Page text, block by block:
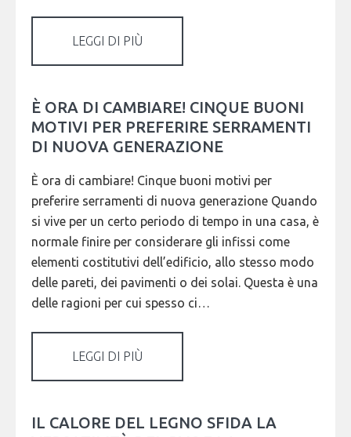
LEGGI DI PIÙ
È ORA DI CAMBIARE! CINQUE BUONI
MOTIVI PER PREFERIRE SERRAMENTI
DI NUOVA GENERAZIONE
È ora di cambiare! Cinque buoni motivi per
preferire serramenti di nuova generazione Quando
si vive per un certo periodo di tempo in una casa, è
normale finire per considerare gli infissi come
elementi costitutivi dell’edificio, allo stesso modo
delle pareti, dei pavimenti o dei solai. Questa è una
delle ragioni per cui spesso ci…
LEGGI DI PIÙ
IL CALORE DEL LEGNO SFIDA LA